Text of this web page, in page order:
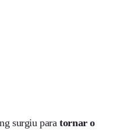
surgiu paratornar o